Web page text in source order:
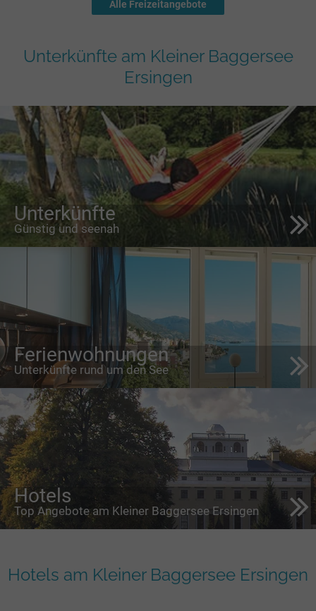
Alle Freizeitangebote
Unterkünfte am Kleiner Baggersee
Ersingen
Unterkünfte
Günstig und seenah
Ferienwohnungen
Unterkünfte rund um den See
Hotels
Top Angebote am Kleiner Baggersee Ersingen
Hotels am Kleiner Baggersee Ersingen